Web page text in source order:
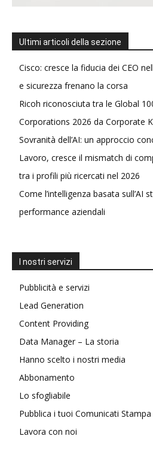
Ultimi articoli della sezione
Cisco: cresce la fiducia dei CEO
e sicurezza frenano la corsa
Ricoh riconosciuta tra le Global
Corporations 2026 da Corporate
Sovranità dell’AI: un approccio
Lavoro, cresce il mismatch di
tra i profili più ricercati nel 2026
Come l’intelligenza basata sull’AI
performance aziendali
I nostri servizi
Pubblicità e servizi
Lead Generation
Content Providing
Data Manager – La storia
Hanno scelto i nostri media
Abbonamento
Lo sfogliabile
Pubblica i tuoi Comunicati Stampa
Lavora con noi